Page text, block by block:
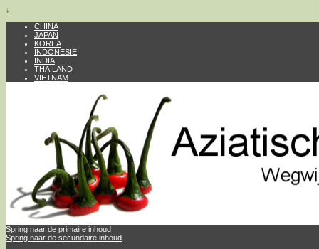
↓
CHINA
JAPAN
KOREA
INDONESIË
INDIA
THAILAND
VIETNAM
Spring naar de primaire inhoud
Spring naar de secundaire inhoud